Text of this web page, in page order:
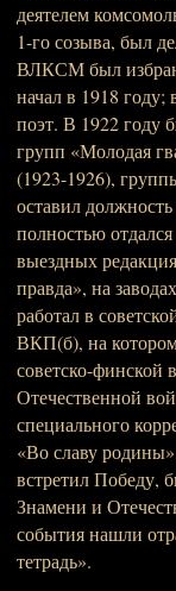
деятелем
1-го созыва, был
ВЛКСМ был избран
начал в 1918
поэт. В 1922 году
групп «Молодая
(1923-1926),
оставил
полностью
выездных
правда», на
работал в
ВКП(б), на
советско-финской
Отечественной
специального
«Во славу
встретил Победу,
Знамени и
события нашли
тетрадь».